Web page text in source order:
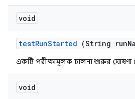
void
testRunStarted (String run
একটি পরীক্ষামূলক চালনা শুরুর ঘোষণা
void